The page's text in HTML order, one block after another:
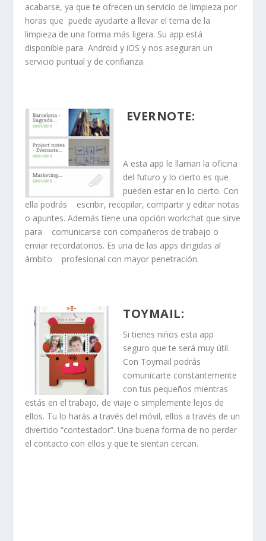
acabarse, ya que te ofrecen un servicio de limpieza por
horas que puede ayudarte a llevar el tema de la
limpieza de una forma más ligera. Su app está
disponible para Android y iOS y nos aseguran un
servicio puntual y de confianza.
EVERNOTE:
A esta app le llaman la oficina
del futuro y lo cierto es que
pueden estar en lo cierto. Con
ella podrás escribir, recopilar, compartir y editar notas
o apuntes. Además tiene una opción workchat que sirve
para comunicarse con compañeros de trabajo o
enviar recordatorios. Es una de las apps dirigidas al
ámbito profesional con mayor penetración.
TOYMAIL:
Si tienes niños esta app
seguro que te será muy útil.
Con Toymail podrás
comunicarte constantemente
con tus pequeños mientras
estás en el trabajo, de viaje o simplemente lejos de
ellos. Tu lo harás a través del móvil, ellos a través de un
divertido “contestador”. Una buena forma de no perder
el contacto con ellos y que te sientan cercan.